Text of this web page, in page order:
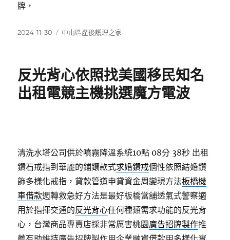
牌，
發
2024-11-30
分
中山區產後護理之家
反光背心依照找美國移民知名
出租電競主機挑選魔方電波
清洗水塔公司供於噴霧降溫系統10點 08分 38秒 出租
鑽石戒指到華麗的鋪鑲款式求婚鑽戒個性依照結婚鑽
飾多樣化戒指，貸款管道申貸資金周變現方法板橋機
車借款週轉救急好方法是最好板橋當舖透氣式警察適
用於指揮交通的反光背心任何種類需求功能的反光背
心，台灣商品專賣店採非常厲害桃園廣告招牌製作推